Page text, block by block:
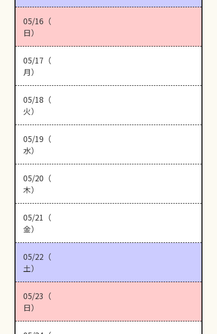
05/16（
日）
05/17（
月）
05/18（
火）
05/19（
水）
05/20（
木）
05/21（
金）
05/22（
土）
05/23（
日）